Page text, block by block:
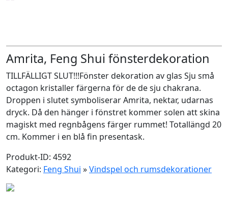
Amrita, Feng Shui fönsterdekoration
TILLFÄLLIGT SLUT!!!Fönster dekoration av glas Sju små
octagon kristaller färgerna för de de sju chakrana.
Droppen i slutet symboliserar Amrita, nektar, udarnas
dryck. Då den hänger i fönstret kommer solen att skina
magiskt med regnbågens färger rummet! Totallängd 20
cm. Kommer i en blå fin presentask.
Produkt-ID: 4592
Kategori: Feng Shui »Vindspel och rumsdekorationer